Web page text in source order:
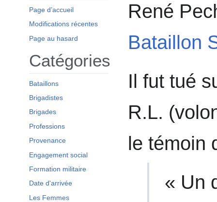
Page d’accueil
Modifications récentes
Page au hasard
Catégories
Bataillons
Brigadistes
Brigades
Professions
Provenance
Engagement social
Formation militaire
Date d'arrivée
Les Femmes
René
Bataillon
Il fut tué
R.L.
le témoin
« Un